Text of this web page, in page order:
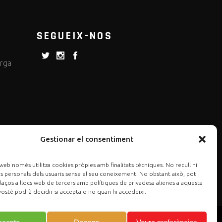
Gestionar el consentiment
només utilitza cookies pròpies amb finalitats tècniques. No recull ni
personals dels usuaris sense el seu coneixement. No obstant això, pot
a llocs web de tercers amb polítiques de privadesa alienes a aquesta
podrà decidir si accepta o no quan hi accedeixi.
SEGUEIX-NOS